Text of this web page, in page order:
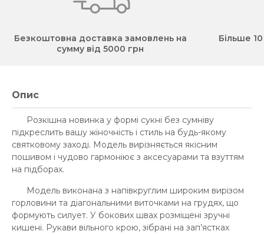
Безкоштовна доставка замовлень на
сумму від 5000 грн
Більше
Опис
Розкішна новинка у формі сукні без сумніву
підкреслить вашу жіночність і стиль на будь-якому
святковому заході. Модель вирізняється якісним
пошивом і чудово гармоніює з аксесуарами та взуттям
на підборах.
Модель виконана з напівкруглим широким вирізом
горловини та діагональними виточками на грудях, що
формують силует. У бокових швах розміщені зручні
кишені. Рукави вільного крою, зібрані на зап’ястках